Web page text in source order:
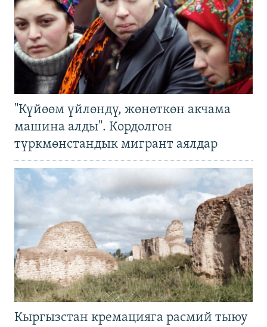
"Күйөөм үйлөндү, жөнөткөн акчама
машина алды". Кордолгон
түркмөнстандык мигрант аялдар
Кыргызстан кремацияга расмий тыюу